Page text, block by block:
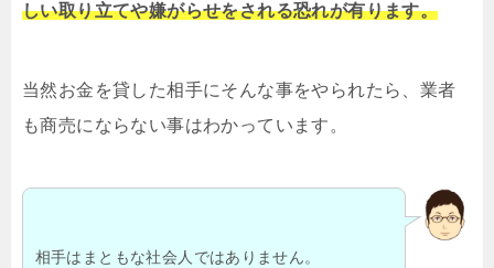
しい取り立てや嫌がらせをされる恐れが有ります。
当然お金を貸した相手にそんな事をやられたら、業者
も商売にならない事はわかっています。
相手はまともな社会人ではありません。